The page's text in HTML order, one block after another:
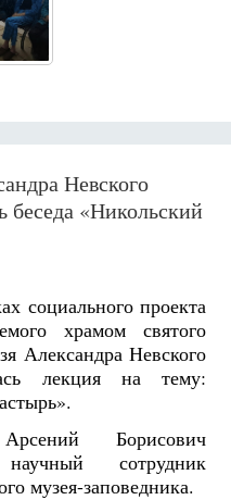
Невского
беседа «Никольский
социального проекта
храмом святого
Александра Невского
лекция на тему:
Борисович
сотрудник
музея-заповедника.